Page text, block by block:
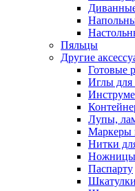
Пяльцы
Другие
Готовые
Иглы
Лупы,
Маркеры
Нитки
Ножницы
Паспарту